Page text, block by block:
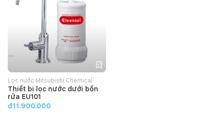
Lọc nước Mitsubishi Chemical
Cleansui
Thiết bị lọc nước dưới bồn
rửa EU101
đ11.900.000